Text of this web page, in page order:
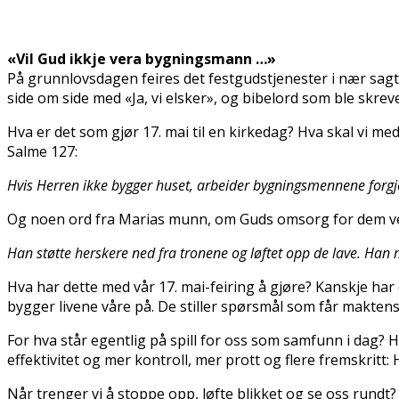
«Vil Gud ikkje vera bygningsmann …»
På grunnlovsdagen feires det festgudstjenester i nær
side om side med «Ja, vi elsker», og bibelord som ble
Hva er det som gjør 17. mai til en kirkedag? Hva skal vi
Salme 127:
Hvis Herren ikke bygger huset, arbeider bygningsmennene
Og noen ord fra Marias munn, om Guds omsorg for dem
Han støtte herskere ned fra tronene og løftet opp de lave.
Hva har dette med vår 17. mai-feiring å gjøre? Kanskje
bygger livene våre på. De stiller spørsmål som får
For hva står egentlig på spill for oss som samfunn i
effektivitet og mer kontroll, mer profitt og flere fremskritt:
Når trenger vi å stoppe opp, løfte blikket og se oss